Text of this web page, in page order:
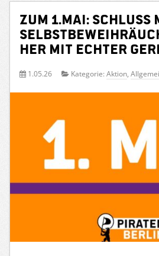
Zum 1.Mai: Schluss
her mit echter
1.05.26 Kategorie: Aktion,